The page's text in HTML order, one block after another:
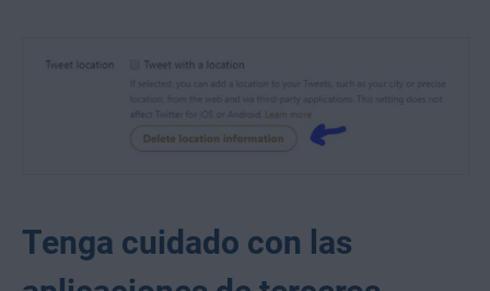
Tenga cuidado con las